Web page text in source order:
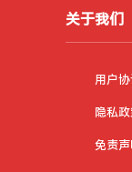
关于我们
用户
隐私
免责声